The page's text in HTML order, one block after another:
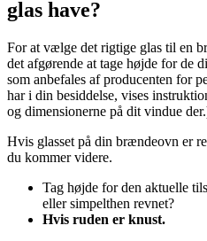
glas have?
For at vælge det rigtige glas til en
det afgørende at tage højde for de
som anbefales af producenten for
har i din besiddelse, vises
og dimensionerne på dit vindue
Hvis glasset på din brændeovn er
du kommer videre.
Tag højde for den aktuelle
eller simpelthen revnet?
Hvis ruden er knust.